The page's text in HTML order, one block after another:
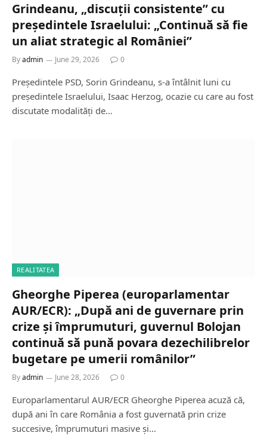
Grindeanu, „discuții consistente” cu
președintele Israelului: „Continuă să fie
un aliat strategic al României”
Byadmin June 29, 2026 0
Președintele PSD, Sorin Grindeanu, s-a întâlnit luni cu
președintele Israelului, Isaac Herzog, ocazie cu care au fost
discutate modalități de…
REALITATEA
Gheorghe Piperea (europarlamentar
AUR/ECR): „După ani de guvernare prin
crize și împrumuturi, guvernul Bolojan
continuă să pună povara dezechilibrelor
bugetare pe umerii românilor”
Byadmin June 28, 2026 0
Europarlamentarul AUR/ECR Gheorghe Piperea acuză că,
după ani în care România a fost guvernată prin crize
succesive, împrumuturi masive și…